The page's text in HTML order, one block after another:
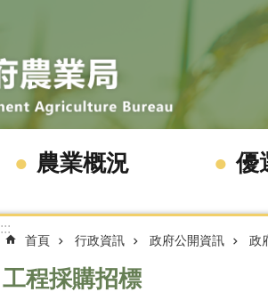
農業概況 優
:::
首頁 行政資訊 政府公開資訊 政
工程採購招標